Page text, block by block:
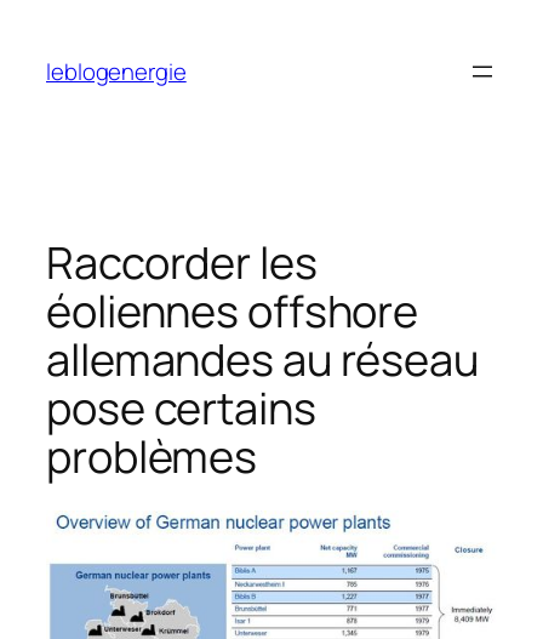
contenu
leblogenergie
Raccorder les
éoliennes offshore
allemandes au réseau
pose certains
problèmes